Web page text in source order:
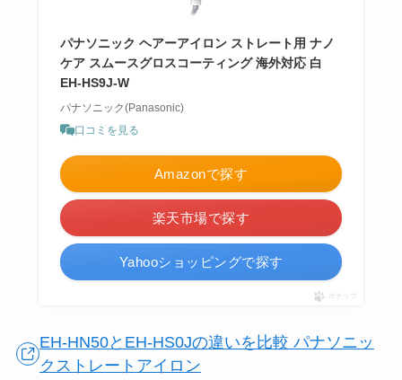
パナソニック ヘアーアイロン ストレート用 ナノ
ケア スムースグロスコーティング 海外対応 白
EH-HS9J-W
パナソニック(Panasonic)
口コミを見る
Amazonで探す
楽天市場で探す
Yahooショッピングで探す
ポチップ
EH-HN50とEH-HS0Jの違いを比較 パナソニッ
クストレートアイロン